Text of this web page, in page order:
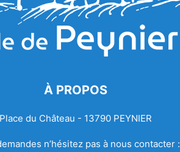
À PROPOS
Place du Château - 13790 PEYNIER
n’hésitez pas à nous contacter :